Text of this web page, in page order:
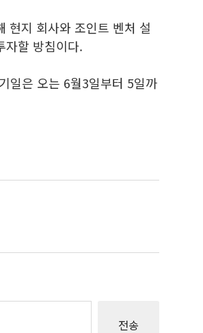
현지 회사와 조인트 벤처 설
자할 방침이다.
일은 오는 6월3일부터 5일까